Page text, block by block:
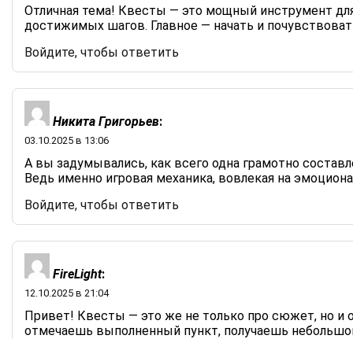
Отличная тема! Квесты — это мощный инструмент
достижимых шагов. Главное — начать и
Войдите, чтобы ответить
Никита Григорьев:
03.10.2025 в 13:06
А вы задумывались, как всего одна грамотно
Ведь именно игровая механика, вовлекая на
Войдите, чтобы ответить
FireLight:
12.10.2025 в 21:04
Привет! Квесты — это же не только про сюжет, но и
отмечаешь выполненный пункт, получаешь